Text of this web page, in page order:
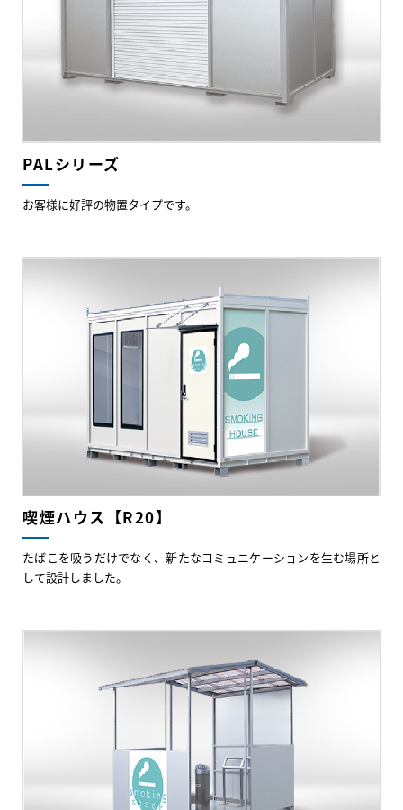
PALシリーズ
お客様に好評の物置タイプです。
喫煙ハウス【R20】
たばこを吸うだけでなく、新たなコミュニケーションを生む場所と
して設計しました。